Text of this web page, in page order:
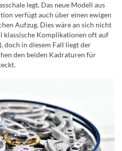
legt. Das neue Modell aus
verfügt auch über einen ewigen
Aufzug. Dies wäre an sich nicht
Komplikationen oft auf
doch in diesem Fall liegt der
den beiden Kadraturen für